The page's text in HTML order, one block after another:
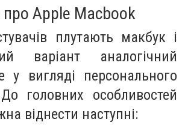
Apple Macbook
плутають макбук і
варіант аналогічний
у вигляді персонального
До головних особливостей
віднести наступні: